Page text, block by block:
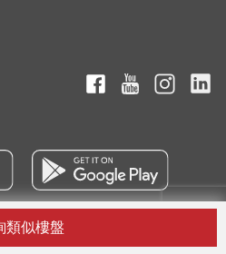
類似樓盤